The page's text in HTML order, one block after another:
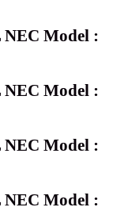
Model :
Model :
Model :
Model :